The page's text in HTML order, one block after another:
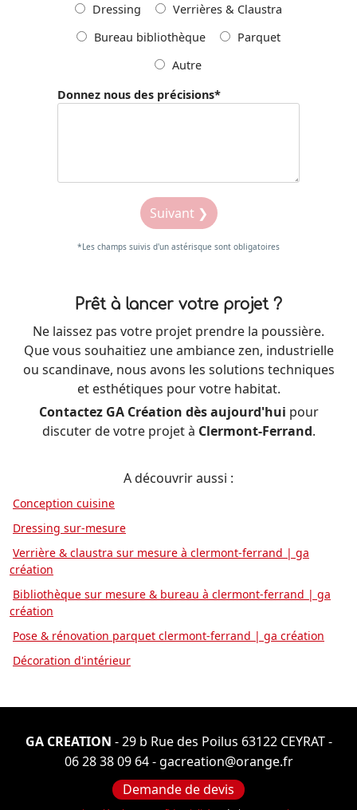
Dressing
Verrières & Claustra
Bureau bibliothèque
Parquet
Autre
Donnez nous des précisions*
Suivant ❯
*Les champs suivis d'un astérisque sont obligatoires
Prêt à lancer votre projet ?
Ne laissez pas votre projet prendre la poussière.
Que vous souhaitiez une ambiance zen, industrielle
ou scandinave, nous avons les solutions techniques
et esthétiques pour votre habitat.
Contactez GA Création dès aujourd'hui pour
discuter de votre projet à Clermont-Ferrand.
A découvrir aussi :
Conception cuisine
Dressing sur-mesure
Verrière & claustra sur mesure à clermont-ferrand | ga
création
Bibliothèque sur mesure & bureau à clermont-ferrand | ga
création
Pose & rénovation parquet clermont-ferrand | ga création
Décoration d'intérieur
GA CREATION - 29 b Rue des Poilus 63122 CEYRAT -
06 28 38 09 64-gacreation@orange.fr
Demande de devis